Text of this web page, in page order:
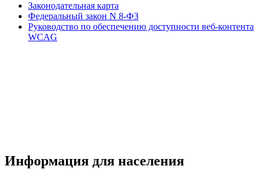
Законодательная карта
Федеральный закон N 8-ФЗ
Руководство по обеспечению доступности веб-контента
WCAG
Информация для населения